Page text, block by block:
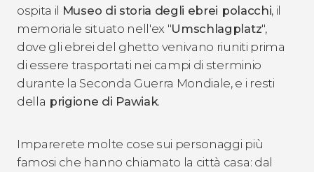
ospita il Museo di storia degli ebrei polacchi, il
memoriale situato nell'ex "Umschlagplatz",
dove gli ebrei del ghetto venivano riuniti prima
di essere trasportati nei campi di sterminio
durante la Seconda Guerra Mondiale, e i resti
della prigione di Pawiak.
Imparerete molte cose sui personaggi più
famosi che hanno chiamato la città casa: dal